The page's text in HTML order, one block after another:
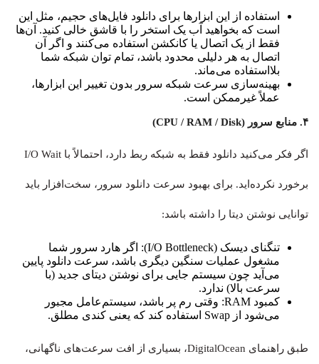
استفاده از این ابزارها برای دانلود فایل‌های حجیم، مثل این
است که بخواهید آب یک استخر را با قاشق خالی کنید. آن‌ها
فقط از یک اتصال یا کانکشن استفاده می‌کنند و اگر آن
اتصال به هر دلیلی محدود باشد، تمام توان شبکه شما
بلااستفاده می‌ماند.
بهینه‌سازی سرعت شبکه سرور بدون تغییر این ابزارها،
عملاً غیرممکن است.
۴. منابع سرور (CPU / RAM / Disk)
اگر فکر می‌کنید دانلود فقط به شبکه ربط دارد، احتمالاً با I/O Wait
برخورد نکرده‌اید. برای بهبود سرعت دانلود سرور، سخت‌افزار باید
توانایی نوشتن دیتا را داشته باشد:
تنگنای دیسک (I/O Bottleneck): اگر هارد سرور شما
مشغول عملیات سنگین دیگری باشد، سرعت دانلود پایین
می‌آید چون سیستم جایی برای نوشتن دیتای جدید (با
سرعت بالا) ندارد.
کمبود RAM: وقتی رم پر باشد، سیستم‌عامل مجبور
می‌شود از Swap استفاده کند که یعنی کندی مطلق.
طبق راهنمای DigitalOcean، بسیاری از افت سرعت‌های ناگهانی،